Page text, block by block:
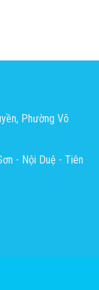
Phường Võ
- Nội Duệ - Tiên